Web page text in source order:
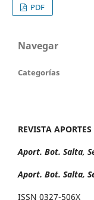
PDF
Navegar
Categorías
REVISTA
Aport. Bot. Salta,
Aport. Bot. Salta,
ISSN 0327-506X